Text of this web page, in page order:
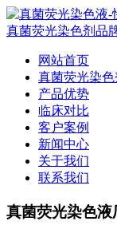
网站首页
真菌荧光染色
产品优势
临床对比
客户案例
新闻中心
关于我们
联系我们
真菌荧光染色液